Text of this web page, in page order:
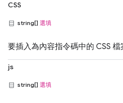
CSS
string[] 選填
要插入為內容指令碼中的 CSS 檔
js
string[] 選填